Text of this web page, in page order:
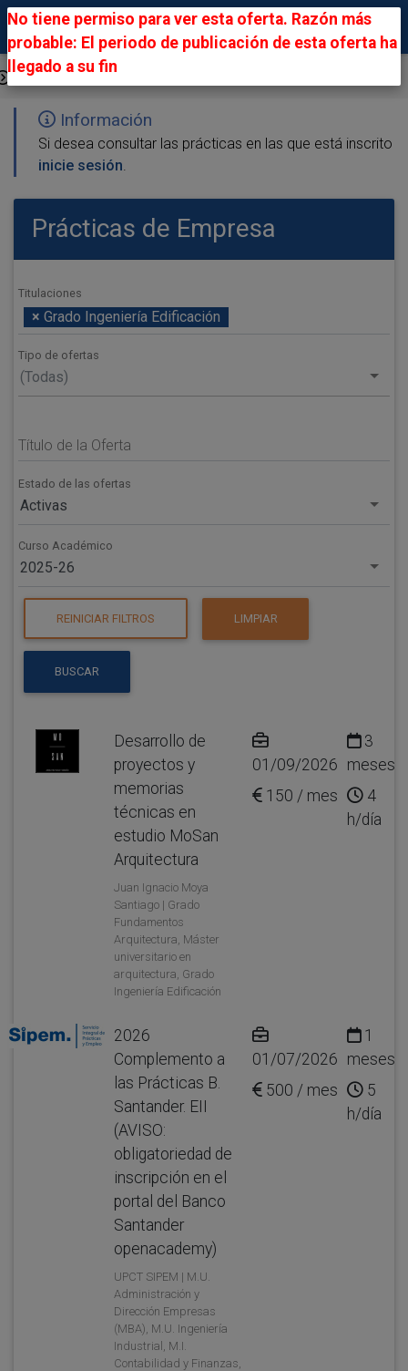
Ofertas Públicas
Información
Si desea consultar las prácticas en las que está inscrito
inicie sesión.
Prácticas de Empresa
Titulaciones
× Grado Ingeniería Edificación
Tipo de ofertas
(Todas)
Título de la Oferta
Estado de las ofertas
Activas
Curso Académico
2025-26
REINICIAR FILTROS LIMPIAR
BUSCAR
Desarrollo de
proyectos y
memorias
técnicas en
estudio MoSan
Arquitectura
Juan Ignacio Moya
Santiago | Grado
Fundamentos
Arquitectura, Máster
universitario en
arquitectura, Grado
Ingeniería Edificación
01/09/2026
150 / mes
3
meses
4
h/día
2026
Complemento a
las Prácticas B.
Santander. EII
(AVISO:
obligatoriedad de
inscripción en el
portal del Banco
Santander
openacademy)
UPCT SIPEM | M.U.
Administración y
Dirección Empresas
(MBA), M.U. Ingeniería
Industrial, M.I.
Contabilidad y Finanzas,
01/07/2026
500 / mes
1
meses
5
h/día
No tiene permiso para ver esta oferta. Razón más
probable: El periodo de publicación de esta oferta ha
llegado a su fin